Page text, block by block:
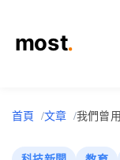
首頁 文章 我們曾